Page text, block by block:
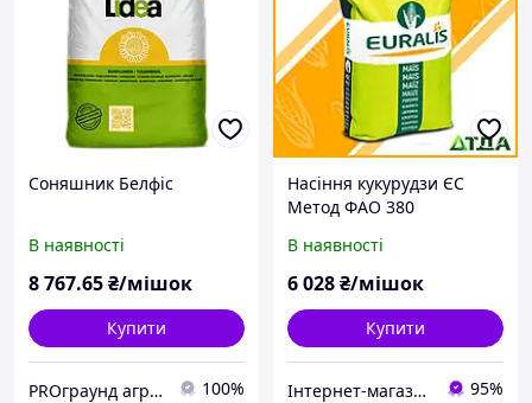
Соняшник Белфіс
В наявності
8 767.65₴/мішок
Купити
PROграунд аграрний інтернет магазин 100%
Насіння кукурудзи ЄС
Метод ФАО 380
В наявності
6 028₴/мішок
Купити
Інтернет-магазин "ТДА" агрохімія, насіння, добрива 95%